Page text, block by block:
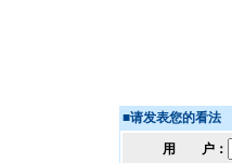
■请发表您的看法
用 户：